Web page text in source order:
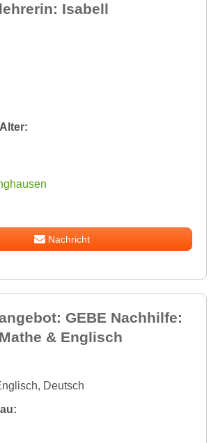
Isabell
Nachricht
GEBE Nachhilfe:
& Englisch
Deutsch